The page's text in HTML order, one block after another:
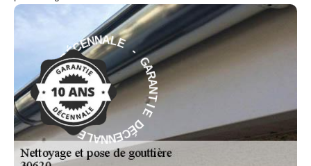
G
A
R
A
N
T
I
E
D
É
C
E
N
NALE - GAR
A
N
T
I
E
D
É
C
E
N
N
A
L
E
-